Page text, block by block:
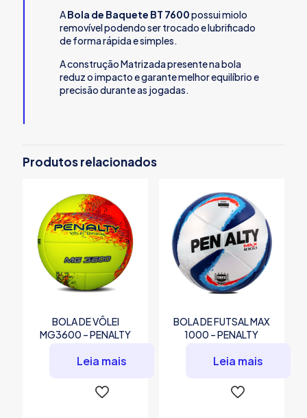
ABola de Baquete BT 7600possui miolo
removível podendo ser trocado e lubrificado
de forma rápida e simples.
A construção Matrizada presente na bola
reduz o impacto e garante melhor equilíbrio e
precisão durante as jogadas.
Produtos relacionados
BOLA DE VÔLEI
MG3600 – PENALTY
Leia mais
BOLA DE FUTSAL MAX
1000 – PENALTY
Leia mais